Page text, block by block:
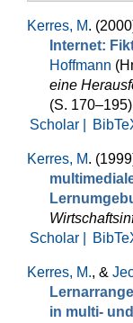
Kerres, M.
Internet:
Hoffmann
eine
(S.
Scholar |
Kerres, M.
Scholar |
Kerres, M., &
in multi-